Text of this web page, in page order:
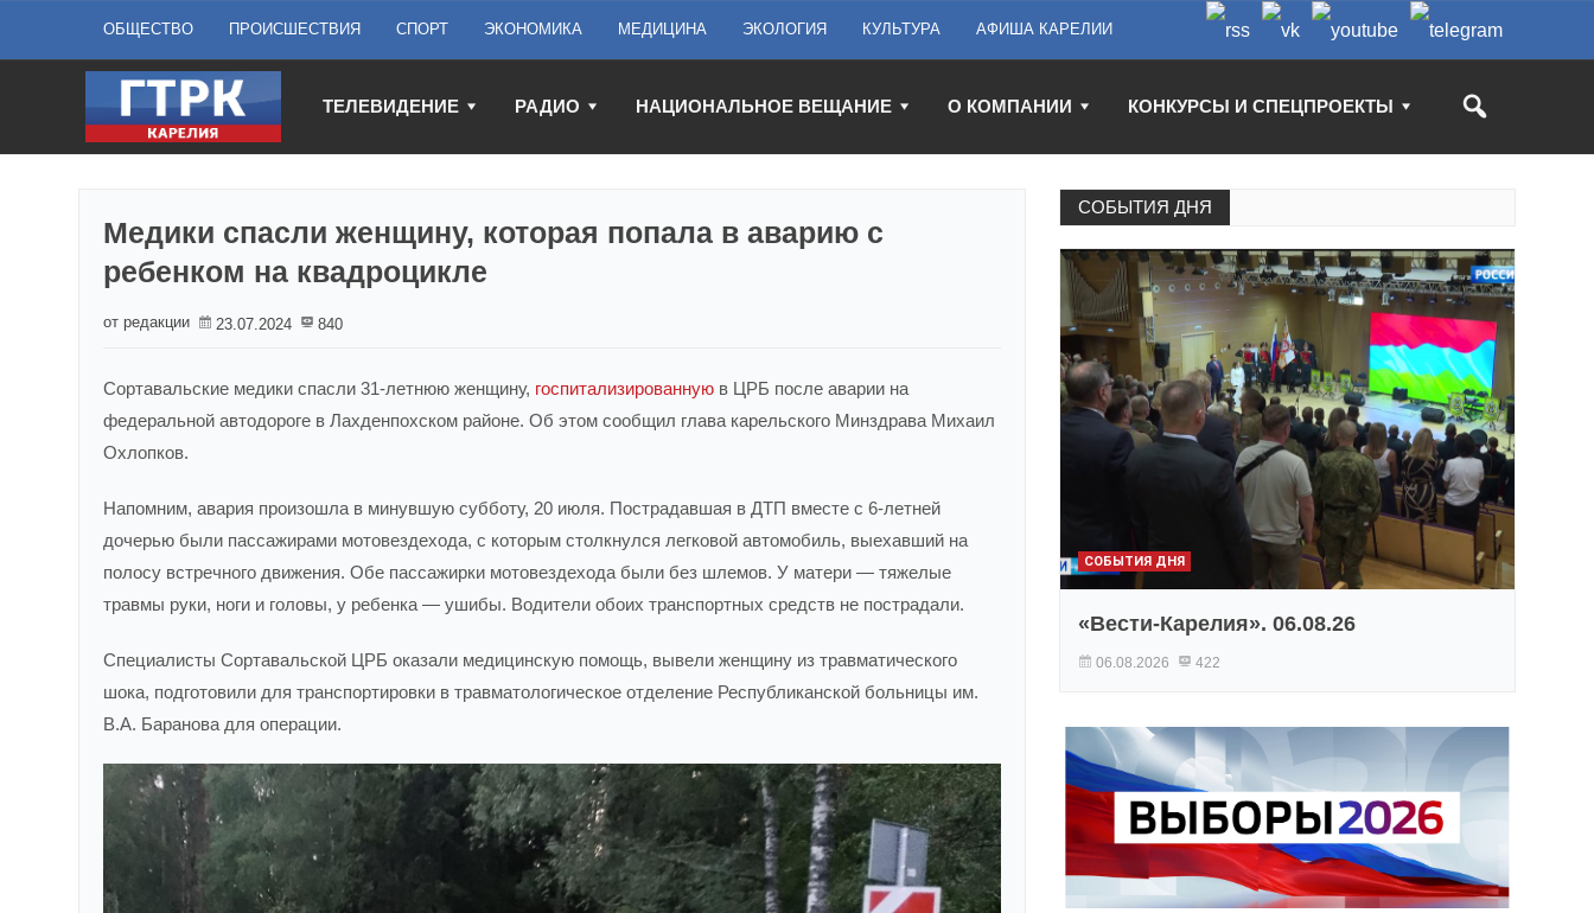
ОБЩЕСТВО ПРОИСШЕСТВИЯ СПОРТ ЭКОНОМИКА МЕДИЦИНА ЭКОЛОГИЯ КУЛЬТУРА АФИША КАРЕЛИИ
ТЕЛЕВИДЕНИЕ РАДИО НАЦИОНАЛЬНОЕ ВЕЩАНИЕ О КОМПАНИИ КОНКУРСЫ И СПЕЦПРОЕКТЫ
Медики спасли женщину, которая попала в аварию с
ребенком на квадроцикле
от редакции 23.07.2024 840
Сортавальские медики спасли 31-летнюю женщину, госпитализированную в ЦРБ после аварии на
федеральной автодороге в Лахденпохском районе. Об этом сообщил глава карельского Минздрава Михаил
Охлопков.
Напомним, авария произошла в минувшую субботу, 20 июля. Пострадавшая в ДТП вместе с 6-летней
дочерью были пассажирами мотовездехода, с которым столкнулся легковой автомобиль, выехавший на
полосу встречного движения. Обе пассажирки мотовездехода были без шлемов. У матери — тяжелые
травмы руки, ноги и головы, у ребенка — ушибы. Водители обоих транспортных средств не пострадали.
Специалисты Сортавальской ЦРБ оказали медицинскую помощь, вывели женщину из травматического
шока, подготовили для транспортировки в травматологическое отделение Республиканской больницы им.
В.А. Баранова для операции.
СОБЫТИЯ ДНЯ
СОБЫТИЯ ДНЯ
«Вести-Карелия». 06.08.26
06.08.2026 422